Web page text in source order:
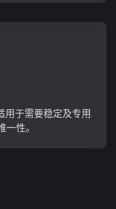
用于需要稳定及专用
一性。